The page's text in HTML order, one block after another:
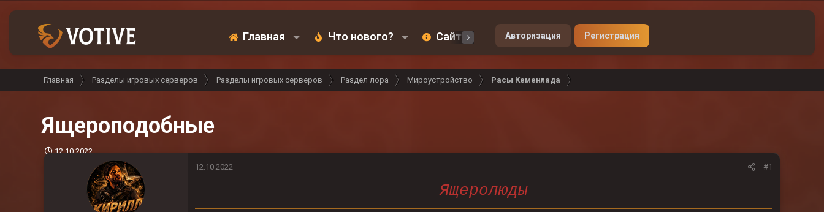
Главная Что нового? Сайт Карта Донат
Авторизация Регистрация
Главная Разделы игровых серверов Разделы игровых серверов Раздел лора Мироустройство Расы Кеменлада
Ящероподобные
Д
12.10.2022
12.10.2022 #1
Ящеролюды